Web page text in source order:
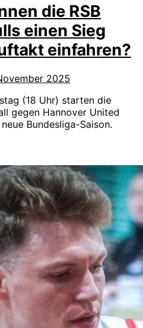
die RSB
einen Sieg
einfahren?
2025
(18 Uhr) starten die
gegen Hannover United
Bundesliga-Saison.